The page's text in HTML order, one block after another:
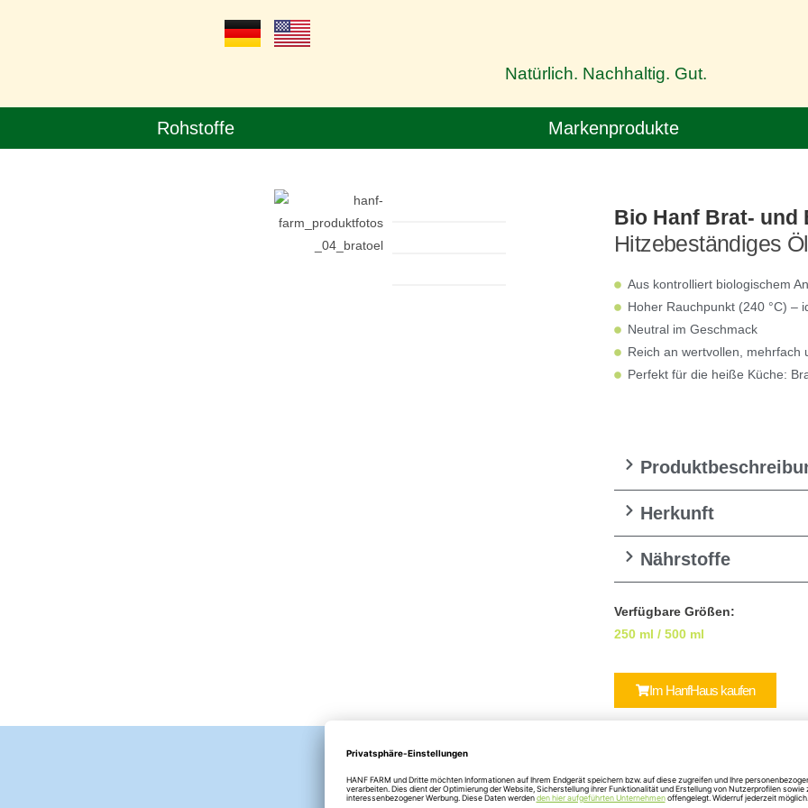
Natürlich. Nachhaltig. Gut.
Rohstoffe Markenprodukte
Bio Hanf Brat- und
Hitzebeständiges
Aus kontrolliert biologischem
Hoher Rauchpunkt (240 °C) –
Neutral im Geschmack
Reich an wertvollen, mehrfach
Perfekt für die heiße Küche:
Herkunft
Nährstoffe
Verfügbare Größen:
250 ml / 500 ml
Im HanfHaus kaufen